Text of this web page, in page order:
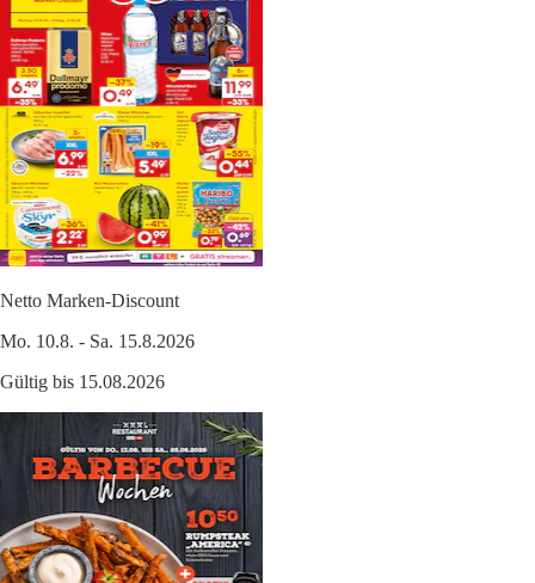
Netto Marken-Discount
Mo. 10.8. - Sa. 15.8.2026
Gültig bis 15.08.2026